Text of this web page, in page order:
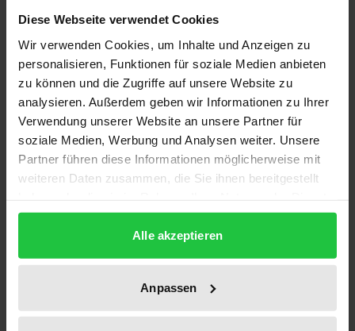
Diese Webseite verwendet Cookies
Wir verwenden Cookies, um Inhalte und Anzeigen zu
personalisieren, Funktionen für soziale Medien anbieten
zu können und die Zugriffe auf unsere Website zu
analysieren. Außerdem geben wir Informationen zu Ihrer
Verwendung unserer Website an unsere Partner für
soziale Medien, Werbung und Analysen weiter. Unsere
Partner führen diese Informationen möglicherweise mit
weiteren Daten zusammen, die Sie ihnen bereitgestellt
gesammelt haben.
Alle akzeptieren
Anpassen
1
ISBN
978-3-495-47725-0
Untertitel
Beiträge zur neueren Husserl-Forschung
Erscheinungsdatum
22.11.2022